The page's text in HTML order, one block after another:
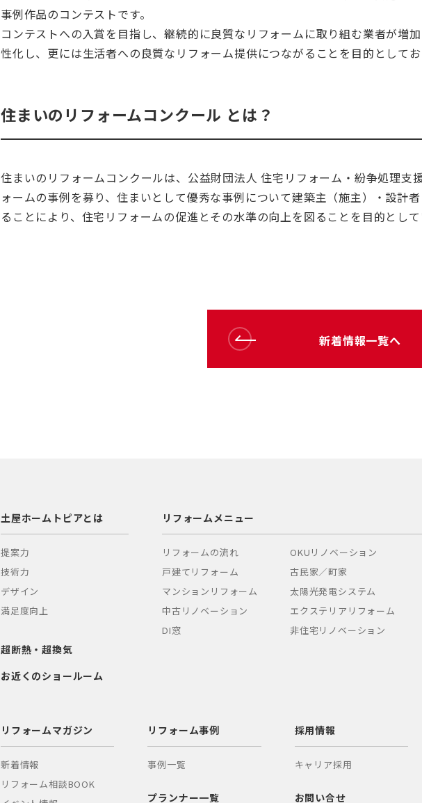
事例作品のコンテストです。
コンテストへの入賞を目指し、継続的に良質なリフォームに取り組む業者が増
性化し、更には生活者への良質なリフォーム提供につながることを目的として
住まいのリフォームコンクール とは？
住まいのリフォームコンクールは、公益財団法人 住宅リフォーム・紛争処理
ォームの事例を募り、住まいとして優秀な事例について建築主（施主）・設計
ることにより、住宅リフォームの促進とその水準の向上を図ることを目的とし
新着情報一覧へ
土屋ホームトピアとは
提案力
技術力
デザイン
満足度向上
リフォームメニュー
リフォームの流れ
戸建てリフォーム
マンションリフォーム
中古リノベーション
DI窓
OKUリノベーション
古民家／町家
太陽光発電システム
エクステリアリフォーム
非住宅リノベーション
超断熱・超換気
お近くのショールーム
リフォームマガジン
新着情報
リフォーム相談BOOK
リフォーム事例
事例一覧
プランナー一覧
採用情報
キャリア採用
お問い合せ